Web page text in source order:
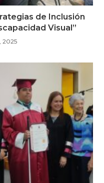
de Inclusión
Visual”
2025